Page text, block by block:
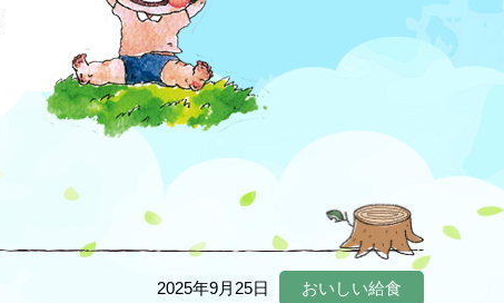
2025年9月25日 おいしい給食